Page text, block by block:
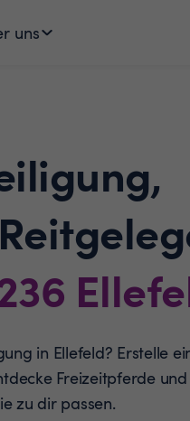
uns
in Ellefeld? Erstelle
Freizeitpferde und
zu dir passen.